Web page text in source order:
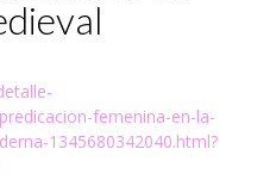
femenina-en-la-
1345680342040.html?